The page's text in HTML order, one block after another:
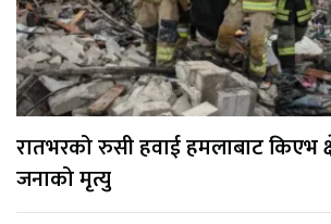
रातभरको रुसी हवाई हमलाबाट किएभ
जनाको मृत्यु